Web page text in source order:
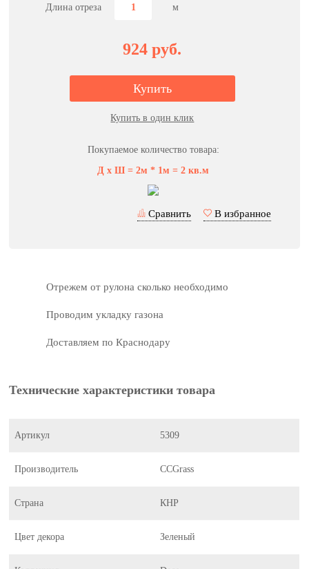
Длина отреза м
924 руб.
Купить
Купить в один клик
Покупаемое количество товара:
Дx Ш =2м * 1м = 2 кв.м
Сравнить В избранное
Отрежем от рулона сколько необходимо
Проводим укладку газона
Доставляем по Краснодару
Технические характеристики товара
Артикул 5309
Производитель CCGrass
Страна КНР
Цвет декора Зеленый